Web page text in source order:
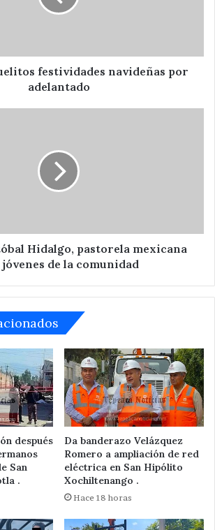
festividades navideñas por
adelantado
Hidalgo, pastorela mexicana
de la comunidad
después
San
.
Da banderazo Velázquez
Romero a ampliación de red
eléctrica en San Hipólito
Xochiltenango .
Hace 18 horas